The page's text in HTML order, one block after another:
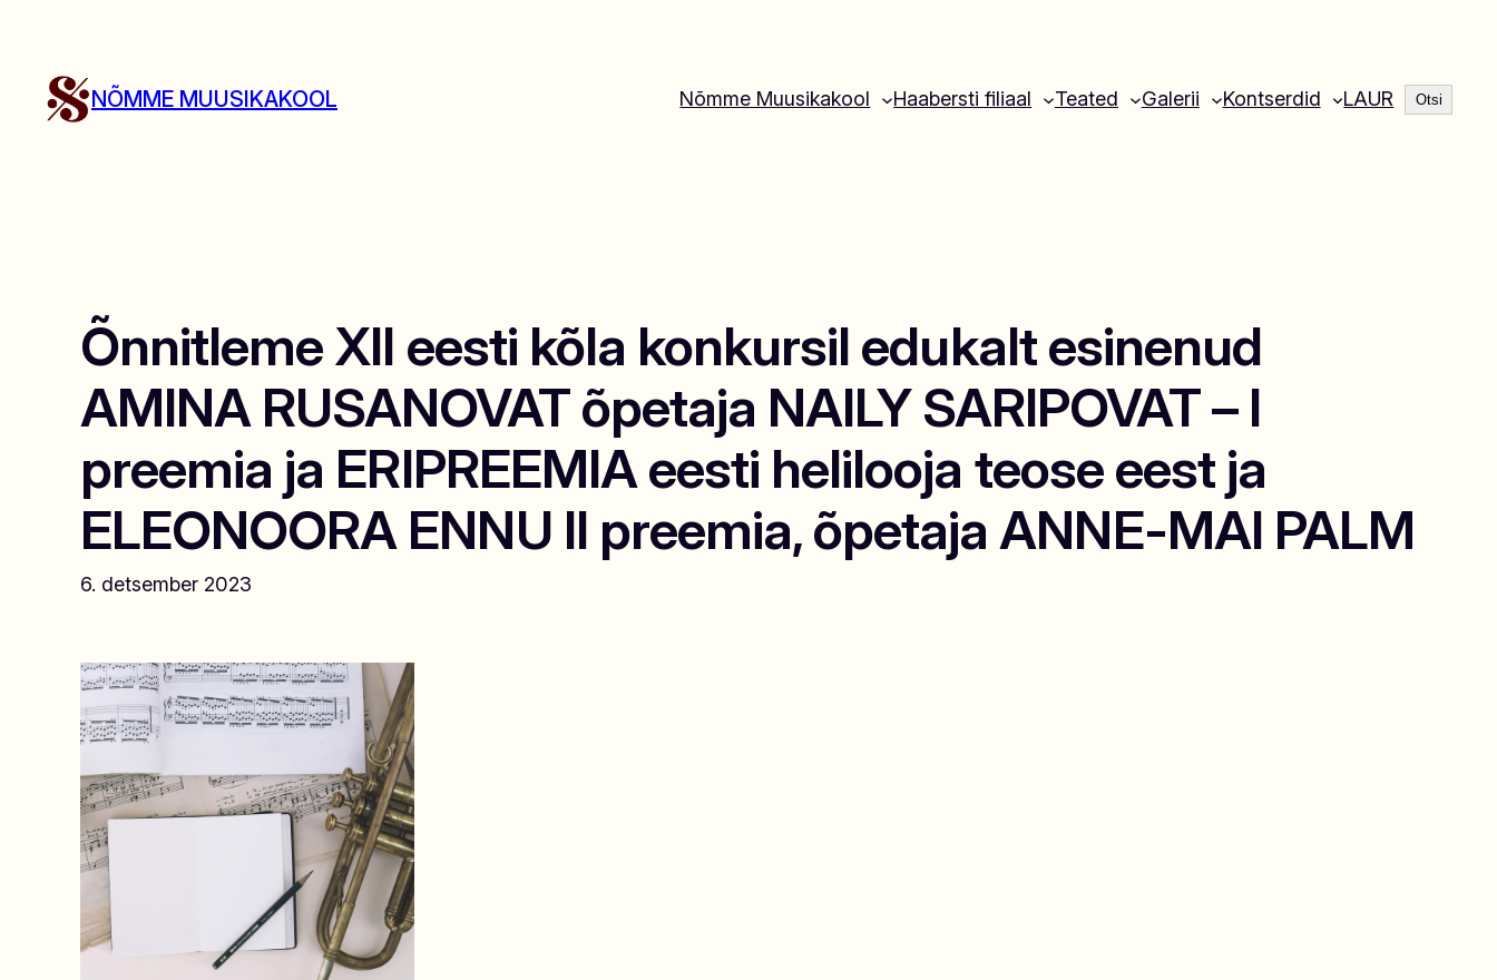
juurde
NÕMME MUUSIKAKOOL Nõmme Muusikakool Haabersti filiaal Teated Galerii Kontserdid LAUR Otsi
Otsi
Õnnitleme XII eesti kõla konkursil edukalt esinenud
AMINA RUSANOVAT õpetaja NAILY SARIPOVAT – I
preemia ja ERIPREEMIA eesti helilooja teose eest ja
ELEONOORA ENNU II preemia, õpetaja ANNE-MAI PALM
6. detsember 2023